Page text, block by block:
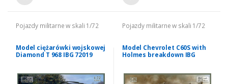
Pojazdy militarne w skali 1/72
Model ciężarówki wojskowej
Diamond T 968 IBG 72019
Pojazdy militarne w skali 1/72
Model Chevrolet C60S with
Holmes breakdown IBG